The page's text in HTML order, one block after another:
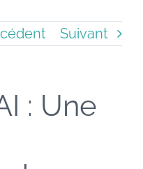
IA
Suivant
: Une